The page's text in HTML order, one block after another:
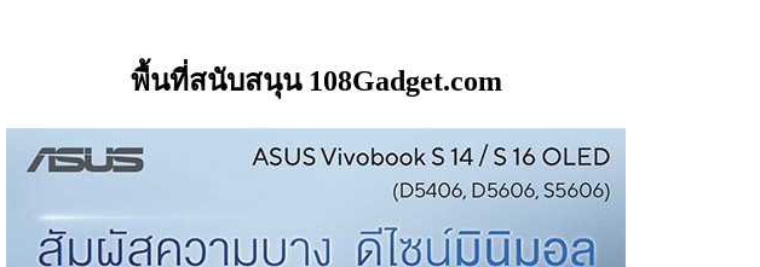
พื้นที่สนับสนุน 108Gadget.com